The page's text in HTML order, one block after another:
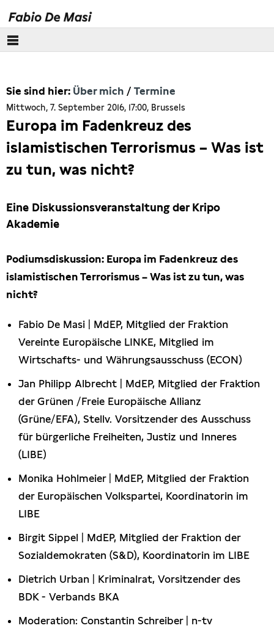
Meine Geschichte
Newsletter
Termine
Themen
Presse
Sie sind hier: Über mich Termine
Mittwoch, 7. September 2016, 17:00, Brussels
Europa im Fadenkreuz des
islamistischen Terrorismus – Was ist
zu tun, was nicht?
Eine Diskussionsveranstaltung der Kripo
Akademie
Podiumsdiskussion: Europa im Fadenkreuz des
islamistischen Terrorismus – Was ist zu tun, was
nicht?
Fabio De Masi | MdEP, Mitglied der Fraktion
Vereinte Europäische LINKE, Mitglied im
Wirtschafts- und Währungsausschuss (ECON)
Jan Philipp Albrecht | MdEP, Mitglied der Fraktion
der Grünen /Freie Europäische Allianz
(Grüne/EFA), Stellv. Vorsitzender des Ausschuss
für bürgerliche Freiheiten, Justiz und Inneres
(LIBE)
Monika Hohlmeier | MdEP, Mitglied der Fraktion
der Europäischen Volkspartei, Koordinatorin im
LIBE
Birgit Sippel | MdEP, Mitglied der Fraktion der
Sozialdemokraten (S&D), Koordinatorin im LIBE
Dietrich Urban | Kriminalrat, Vorsitzender des
BDK - Verbands BKA
Moderation: Constantin Schreiber | n-tv